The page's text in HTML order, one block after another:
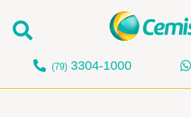
(79)3304-1000